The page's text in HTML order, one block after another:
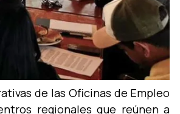
de las Oficinas de Empleo
regionales que reúnen a